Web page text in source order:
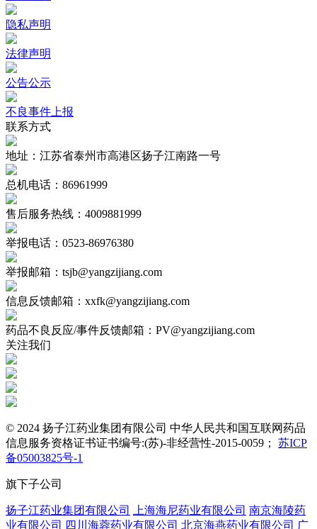
隐私声明
法律声明
公告公示
不良事件上报
联系方式
地址：江苏省泰州市高港区扬子江南路一号
总机电话：86961999
售后服务热线：4009881999
举报电话：0523-86976380
举报邮箱：tsjb@yangzijiang.com
信息反馈邮箱：xxfk@yangzijiang.com
药品不良反应/事件反馈邮箱：PV@yangzijiang.com
关注我们
© 2024 扬子江药业集团有限公司 中华人民共和国互联网药品
信息服务资格证书证书编号:(苏)-非经营性-2015-0059； 苏ICP
备05003825号-1
旗下子公司
扬子江药业集团有限公司 上海海尼药业有限公司 南京海陵药
业有限公司
四川海蓉药业有限公司 北京海燕药业有限公司 广